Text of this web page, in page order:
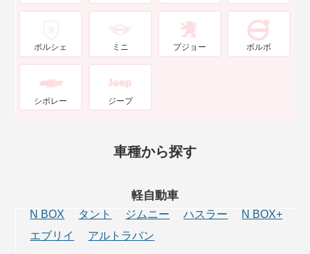
ポルシェ ミニ プジョー ボルボ
シボレー ジープ
車種から探す
軽自動車
N BOX タント ジムニー ハスラー
N BOX+
エブリイ
アルトラバン